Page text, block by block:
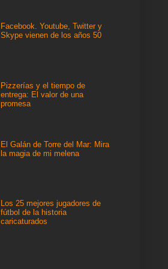
Facebook. Youtube, Twitter y
Skype vienen de los años 50
Pizzerías y el tiempo de
entrega: El valor de una
promesa
El Galán de Torre del Mar: Mira
la magia de mi melena
Los 25 mejores jugadores de
fútbol de la historia
caricaturados